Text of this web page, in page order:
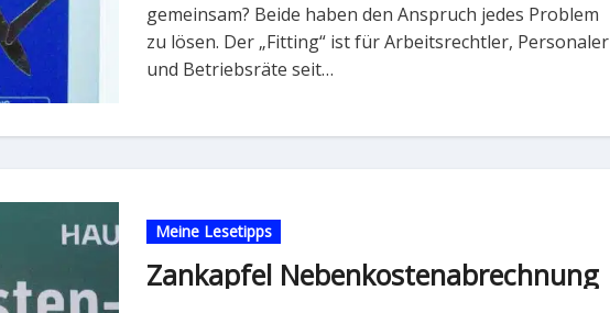
gemeinsam? Beide haben den Anspruch jedes Problem
zu lösen. Der „Fitting“ ist für Arbeitsrechtler, Personaler
und Betriebsräte seit…
Meine Lesetipps
Zankapfel Nebenkostenabrechnung